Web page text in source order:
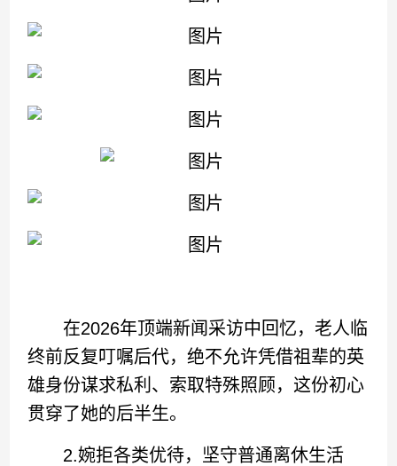
在2026年顶端新闻采访中回忆，老人临
终前反复叮嘱后代，绝不允许凭借祖辈的英
雄身份谋求私利、索取特殊照顾，这份初心
贯穿了她的后半生。
2.婉拒各类优待，坚守普通离休生活